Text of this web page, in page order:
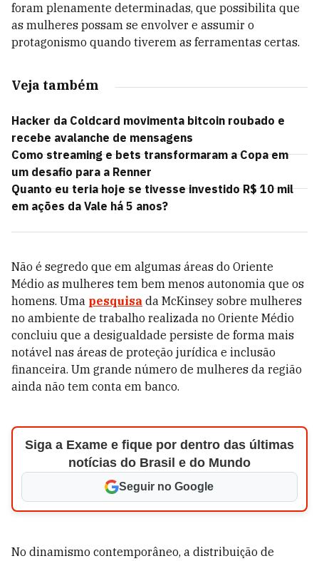
foram plenamente determinadas, que possibilita que
as mulheres possam se envolver e assumir o
protagonismo quando tiverem as ferramentas certas.
Veja também
Hacker da Coldcard movimenta bitcoin roubado e
recebe avalanche de mensagens
Como streaming e bets transformaram a Copa em
um desafio para a Renner
Quanto eu teria hoje se tivesse investido R$ 10 mil
em ações da Vale há 5 anos?
Não é segredo que em algumas áreas do Oriente
Médio as mulheres tem bem menos autonomia que os
homens. Uma pesquisa da McKinsey sobre mulheres
no ambiente de trabalho realizada no Oriente Médio
concluiu que a desigualdade persiste de forma mais
notável nas áreas de proteção jurídica e inclusão
financeira. Um grande número de mulheres da região
ainda não tem conta em banco.
Siga a Exame e fique por dentro das últimas
notícias do Brasil e do Mundo
Seguir no Google
No dinamismo contemporâneo, a distribuição de